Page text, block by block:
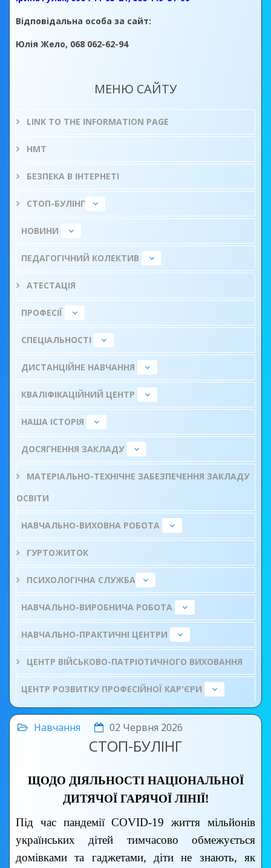
Відповідальна особа за сайт:
Юлія Жело, 068 062-62-94
МЕНЮ САЙТУ
LINK TO THE INFORMATION PAGE
НМТ
БЕЗПЕКА В ІНТЕРНЕТІ
СТОП-БУЛІНГ
НОВИНИ
ПЕДАГОГІЧНИЙ КОЛЕКТИВ
АТЕСТАЦІЯ
ПРОФЕСІЇ
СПЕЦІАЛЬНОСТІ
ДИСТАНЦІЙНЕ НАВЧАННЯ
КВАЛІФІКАЦІЙНИЙ ЦЕНТР
НАША ІСТОРІЯ
ДОСЯГНЕННЯ ЗАКЛАДУ
МАТЕРІАЛЬНО-ТЕХНІЧНЕ ЗАБЕЗПЕЧЕННЯ ЗАКЛАДУ
ОСВІТИ
НАВЧАЛЬНО-ВИХОВНА РОБОТА
ГУРТОЖИТОК
ПСИХОЛОГІЧНА СЛУЖБА
НАВЧАЛЬНО-ВИРОБНИЧА РОБОТА
НАВЧАЛЬНО-ПРАКТИЧНІ ЦЕНТРИ
ЦЕНТР ВІЙСЬКОВО-ПАТРІОТИЧНОГО ВИХОВАННЯ
ЦЕНТР РОЗВИТКУ ПРОФЕСІЙНОЇ КАР'ЄРИ
Навчання 02 Червня 2026
СТОП-БУЛІНГ
ЩОДО ДІЯЛЬНОСТІ НАЦІОНАЛЬНОЇ
ДИТЯЧОЇ ГАРЯЧОЇ ЛІНІЇ!
Під час пандемії COVID-19 життя мільйонів
українських дітей тимчасово обмежується
домівками та гаджетами, діти не знають, як